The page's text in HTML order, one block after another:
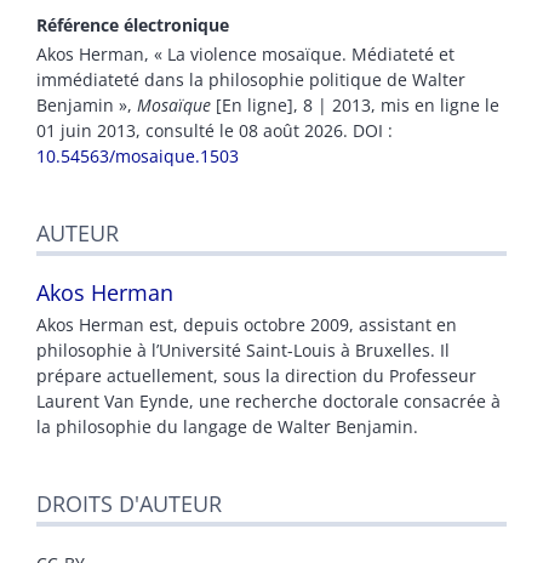
Référence électronique
Akos Herman, « La violence mosaïque. Médiateté et
immédiateté dans la philosophie politique de Walter
Benjamin », Mosaïque [En ligne], 8 | 2013, mis en ligne le
01 juin 2013, consulté le 08 août 2026. DOI :
10.54563/mosaique.1503
AUTEUR
Akos Herman
Akos Herman est, depuis octobre 2009, assistant en
philosophie à l’Université Saint-Louis à Bruxelles. Il
prépare actuellement, sous la direction du Professeur
Laurent Van Eynde, une recherche doctorale consacrée à
la philosophie du langage de Walter Benjamin.
DROITS D'AUTEUR